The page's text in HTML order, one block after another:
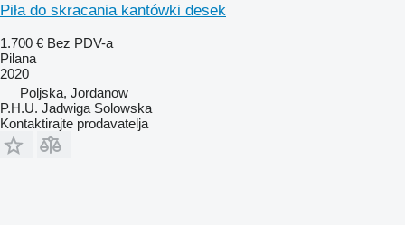
Piła do skracania kantówki desek
1.700 € Bez PDV-a
Pilana
2020
Poljska, Jordanow
P.H.U. Jadwiga Solowska
Kontaktirajte prodavatelja